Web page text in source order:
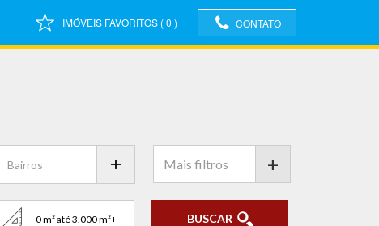
IMÓVEIS FAVORITOS (0 ) CONTATO
+
BUSCAR